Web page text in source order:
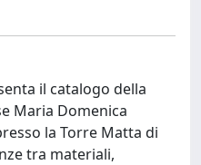
il catalogo della
Maria Domenica
la Torre Matta di
tra materiali,